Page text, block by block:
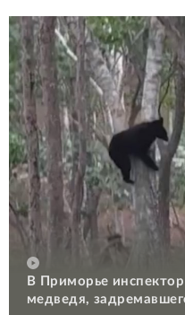
В Приморье
медведя,